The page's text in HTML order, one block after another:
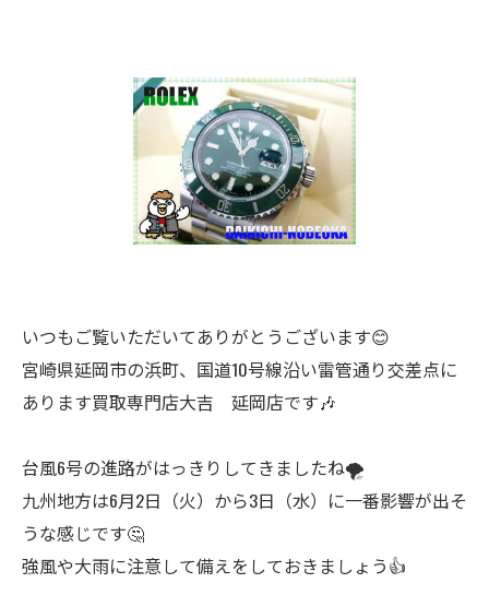
いつもご覧いただいてありがとうございます😊
宮崎県延岡市の浜町、国道10号線沿い雷管通り交差点に
あります買取専門店大吉 延岡店です🎶
台風6号の進路がはっきりしてきましたね🌪️
九州地方は6月2日（火）から3日（水）に一番影響が出そ
うな感じです🤔
強風や大雨に注意して備えをしておきましょう👍